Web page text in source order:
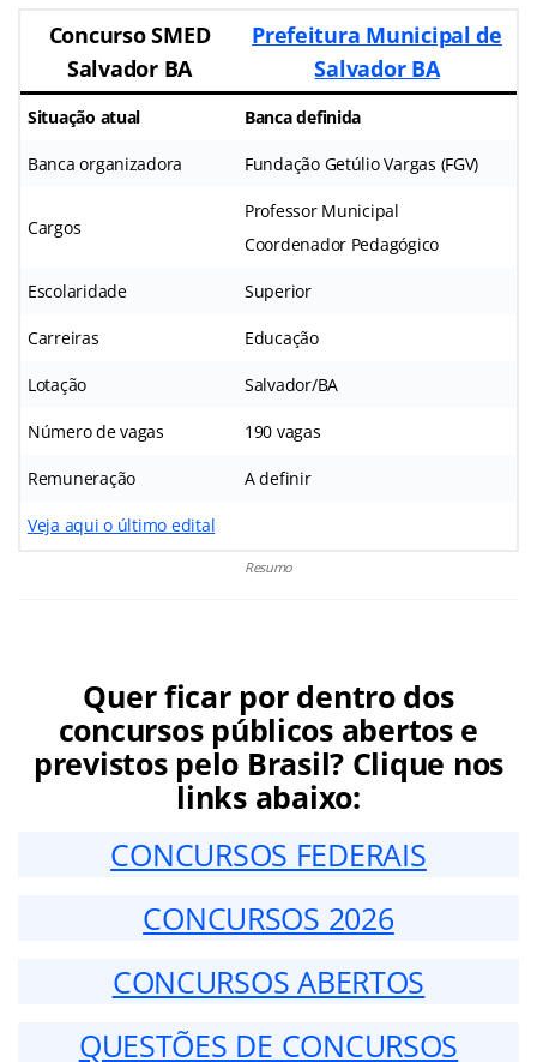
Concurso SMED
Salvador BA
Prefeitura Municipal de
Salvador BA
Situação atual Banca definida
Banca organizadora Fundação Getúlio Vargas (FGV)
Cargos
Professor Municipal
Coordenador Pedagógico
Escolaridade Superior
Carreiras Educação
Lotação Salvador/BA
Número de vagas 190 vagas
Remuneração A definir
Veja aqui o último edital
Resumo
Quer ficar por dentro dos
concursos públicos abertos e
previstos pelo Brasil? Clique nos
links abaixo:
CONCURSOS FEDERAIS
CONCURSOS 2026
CONCURSOS ABERTOS
QUESTÕES DE CONCURSOS